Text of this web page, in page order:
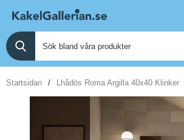
Startsidan Lhådös Roma Argilla 40x40 Klinker